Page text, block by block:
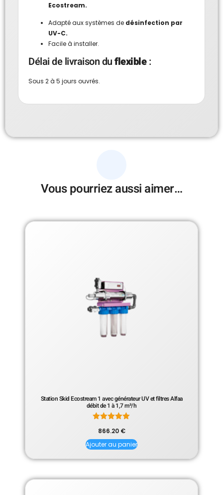
Ecostream.
Adapté aux systèmes de désinfection par
UV-C.
Facile à installer.
Délai de livraison duflexible:
Sous 2 à 5 jours ouvrés.
Vous pourriez aussi aimer…
Station Skid Ecostream 1 avec générateur UV et filtres Alfaa
débit de 1 à 1,7 m³/h
5.00
sur 5
866.20 €
Ajouter au panier